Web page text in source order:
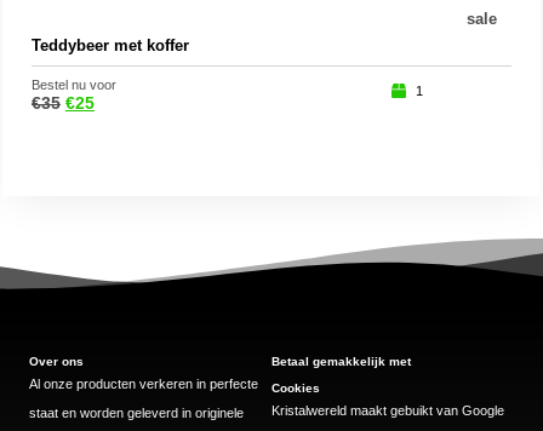
sale
Teddybeer met koffer
Bestel nu voor
€35 €25
1
Over ons
Al onze producten verkeren in perfecte
staat en worden geleverd in originele
Betaal gemakkelijk met
Cookies
Kristalwereld maakt gebuikt van Google